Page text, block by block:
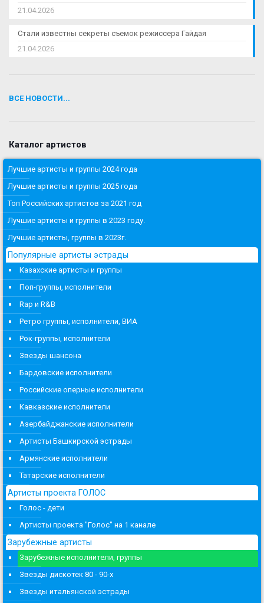
21.04.2026
Стали известны секреты съемок режиссера Гайдая
21.04.2026
ВСЕ НОВОСТИ...
Каталог артистов
Лучшие артисты и группы 2024 года
Лучшие артисты и группы 2025 года
Топ Российских артистов за 2021 год
Лучшие артисты и группы в 2023 году.
Лучшие артисты, группы в 2023г.
Популярные артисты эстрады
Казахские артисты и группы
Поп-группы, исполнители
Rap и R&B
Ретро группы, исполнители, ВИА
Рок-группы, исполнители
Звезды шансона
Бардовские исполнители
Российские оперные исполнители
Кавказские исполнители
Азербайджанские исполнители
Артисты Башкирской эстрады
Армянские исполнители
Татарские исполнители
Артисты проекта ГОЛОС
Голос - дети
Артисты проекта "Голос" на 1 канале
Зарубежные артисты
Зарубежные исполнители, группы
Звезды дискотек 80 - 90-х
Звезды итальянской эстрады